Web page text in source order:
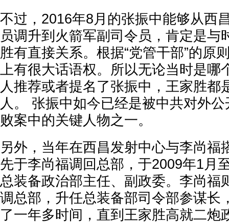
不过，2016年8月的张振中能够从西
员调升到火箭军副司令员，肯定是与
胜有直接关系。根据“党管干部”的原
上有很大话语权。所以无论当时是哪
人推荐或者提名了张振中，王家胜都
人。 张振中如今已经是被中共对外
败案中的关键人物之一。
另外，当年在西昌发射中心与李尚福
先于李尚福调回总部，于2009年1月
总装备政治部主任、副政委。李尚福
调总部，升任总装备部司令部参谋长
了一年多时间，直到王家胜高就二炮